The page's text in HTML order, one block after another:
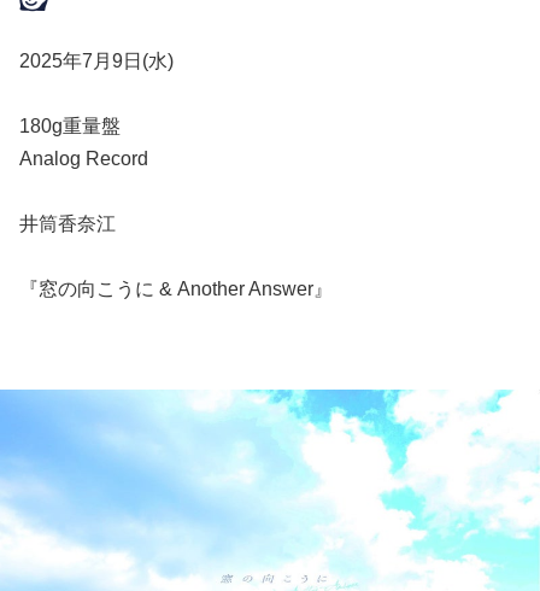
2025年7月9日(水)
180g重量盤
Analog Record
井筒香奈江
『窓の向こうに & Another Answer』